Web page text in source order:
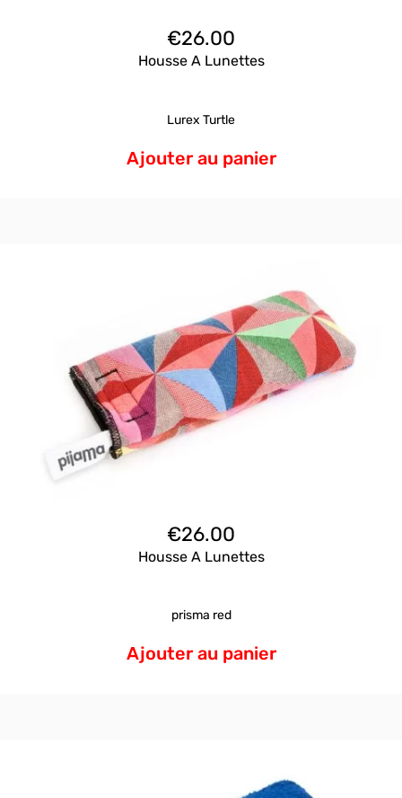
€26.00
Housse A Lunettes
Lurex Turtle
Ajouter au panier
€26.00
Housse A Lunettes
prisma red
Ajouter au panier